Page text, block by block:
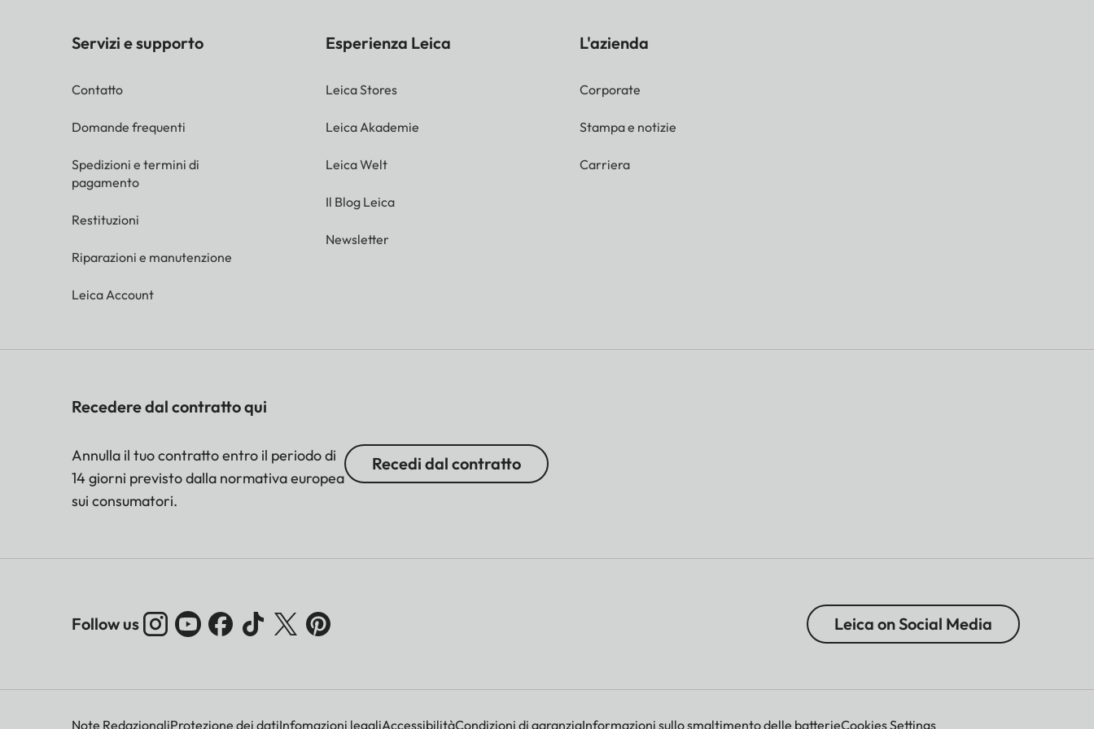
Servizi e supporto
Contatto
Domande frequenti
Spedizioni e termini di
pagamento
Restituzioni
Riparazioni e manutenzione
Leica Account
Esperienza Leica
Leica Stores
Leica Akademie
Leica Welt
Il Blog Leica
Newsletter
L'azienda
Corporate
Stampa e notizie
Carriera
Recedere dal contratto qui
Annulla il tuo contratto entro il periodo di
14 giorni previsto dalla normativa europea
sui consumatori.
Recedi dal contratto
Follow us Leica on Social Media
Note RedazionaliProtezione dei datiInfomazioni legaliAccessibilitàCondizioni di garanziaInformazioni sullo smaltimento delle batterieCookies Settings